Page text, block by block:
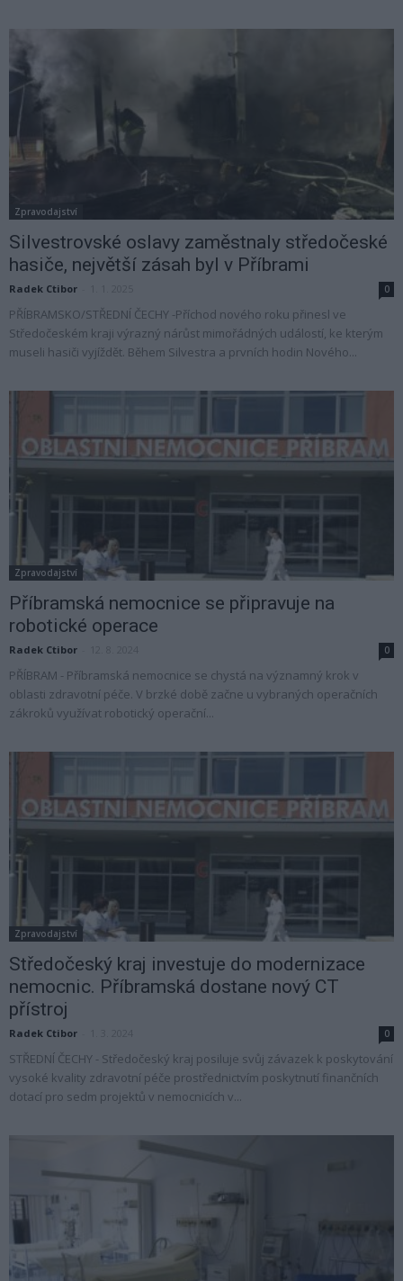
Zpravodajství
Silvestrovské oslavy zaměstnaly středočeské
hasiče, největší zásah byl v Příbrami
Radek Ctibor 0
PŘÍBRAMSKO/STŘEDNÍ ČECHY -Příchod nového roku přinesl ve
Středočeském kraji výrazný nárůst mimořádných událostí, ke kterým
museli hasiči vyjíždět. Během Silvestra a prvních hodin Nového...
Zpravodajství
Příbramská nemocnice se připravuje na
robotické operace
Radek Ctibor 0
PŘÍBRAM - Příbramská nemocnice se chystá na významný krok v
oblasti zdravotní péče. V brzké době začne u vybraných operačních
zákroků využívat robotický operační...
Zpravodajství
Středočeský kraj investuje do modernizace
nemocnic. Příbramská dostane nový CT
přístroj
Radek Ctibor 0
STŘEDNÍ ČECHY - Středočeský kraj posiluje svůj závazek k poskytování
vysoké kvality zdravotní péče prostřednictvím poskytnutí finančních
dotací pro sedm projektů v nemocnicích v...